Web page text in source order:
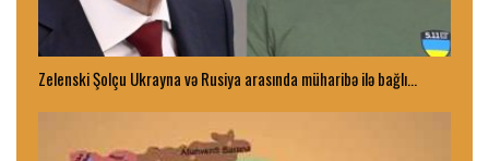
Zelenski Şolçu Ukrayna və Rusiya arasında müharibə ilə bağlı…